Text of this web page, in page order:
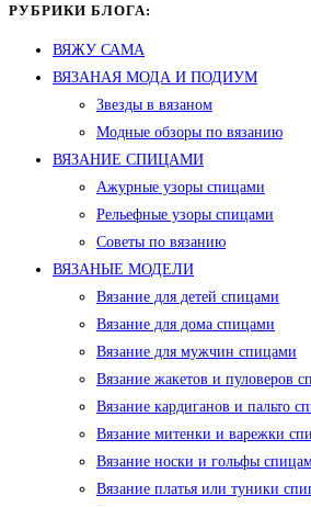
РУБРИКИ БЛОГА:
ВЯЖУ САМА
ВЯЗАНАЯ МОДА И ПОДИУМ
Звезды в вязаном
Модные обзоры по вязанию
ВЯЗАНИЕ СПИЦАМИ
Ажурные узоры спицами
Рельефные узоры спицами
Советы по вязанию
ВЯЗАНЫЕ МОДЕЛИ
Вязание для детей спицами
Вязание для дома спицами
Вязание для мужчин спицами
Вязание жакетов и пуловеров
Вязание кардиганов и пальто
Вязание митенки и варежки
Вязание носки и гольфы
Вязание платья или туники